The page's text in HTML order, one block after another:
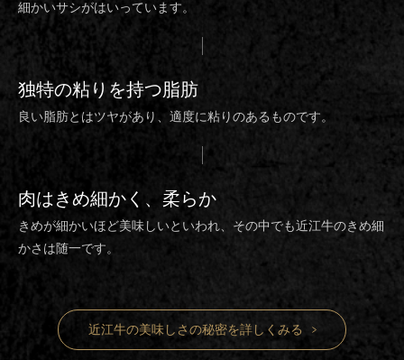
細かいサシがはいっています。
独特の粘り を持つ脂肪
良い脂肪とはツヤがあり、適度に粘りのあるものです。
肉は きめ細かく、柔らか
きめが細かいほど美味しいといわれ、その中でも近江牛のきめ細
かさは随一です。
近江牛の美味しさの秘密を詳しくみる